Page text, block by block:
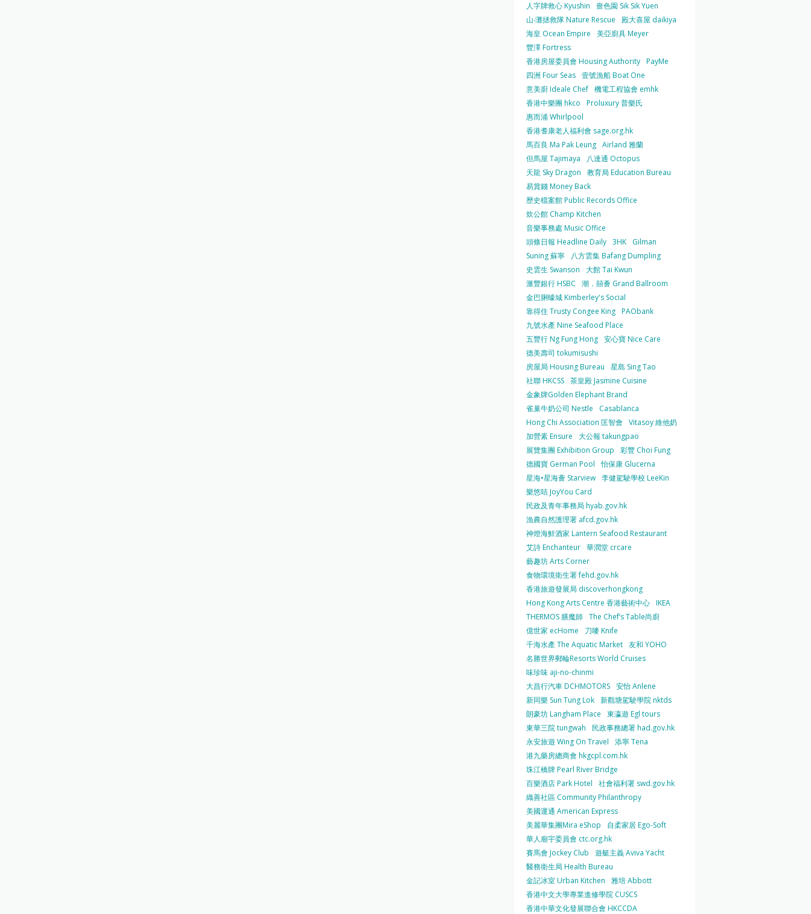
人字牌救心 Kyushin
嗇色園 Sik Sik Yuen
山‧灘拯救隊 Nature Rescue
殿大喜屋 daikiya
海皇 Ocean Empire
美亞廚具 Meyer
豐澤 Fortress
香港房屋委員會 Housing Authority PayMe
四洲 Four Seas 壹號漁船 Boat One
意美廚 Ideale Chef 機電工程協會 emhk
香港中樂團 hkco
Proluxury 普樂氏
惠而浦 Whirlpool
香港耆康老人福利會 sage.org.hk
馬百良 Ma Pak Leung Airland 雅蘭
但馬屋 Tajimaya
八達通 Octopus
天龍 Sky Dragon
教育局 Education Bureau
易賞錢 Money Back
歷史檔案館 Public Records Office
炊公館 Champ Kitchen
音樂事務處 Music Office
頭條日報 Headline Daily 3HK
Gilman
Suning 蘇寧
八方雲集 Bafang Dumpling
史雲生 Swanson
大館 Tai Kwun
滙豐銀行 HSBC
潮．囍薈 Grand Ballroom
金巴脷蠔城 Kimberley's Social
靠得住 Trusty Congee King PAObank
九號水產 Nine Seafood Place
五豐行 Ng Fung Hong 安心寶 Nice Care
德美壽司 tokumisushi
房屋局 Housing Bureau
星島 Sing Tao
社聯 HKCSS 茶皇殿 Jasmine Cuisine
金象牌Golden Elephant Brand
雀巢牛奶公司 Nestle
Casablanca
Hong Chi Association 匡智會
Vitasoy 維他奶
加營素 Ensure
大公報 takungpao
展覽集團 Exhibition Group
彩豐 Choi Fung
德國寶 German Pool
怡保康 Glucerna
星海•星海薈 Starview 李健駕駛學校 LeeKin
樂悠咭 JoyYou Card
民政及青年事務局 hyab.gov.hk
漁農自然護理署 afcd.gov.hk
神燈海鮮酒家 Lantern Seafood Restaurant
艾詩 Enchanteur 華潤堂 crcare
藝趣坊 Arts Corner
食物環境衛生署 fehd.gov.hk
香港旅遊發展局 discoverhongkong
Hong Kong Arts Centre 香港藝術中心 IKEA
THERMOS 膳魔師 The Chef’s Table尚廚
億世家 ecHome
刀嘜 Knife
千海水產 The Aquatic Market 友和 YOHO
名勝世界郵輪Resorts World Cruises
味珍味 aji-no-chinmi
大昌行汽車 DCHMOTORS 安怡 Anlene
新同樂 Sun Tung Lok 新觀塘駕駛學院 nktds
朗豪坊 Langham Place
東瀛遊 Egl tours
東華三院 tungwah
民政事務總署 had.gov.hk
永安旅遊 Wing On Travel
添寧 Tena
港九藥房總商會 hkgcpl.com.hk
珠江橋牌 Pearl River Bridge
百樂酒店 Park Hotel
社會福利署 swd.gov.hk
織善社區 Community Philanthropy
美國運通 American Express
美麗華集團Mira eShop
自柔家居 Ego-Soft
華人廟宇委員會 ctc.org.hk
賽馬會 Jockey Club
遊艇主義 Aviva Yacht
醫務衛生局 Health Bureau
金記冰室 Urban Kitchen
雅培 Abbott
香港中文大學專業進修學院 CUSCS
香港中華文化發展聯合會 HKCCDA